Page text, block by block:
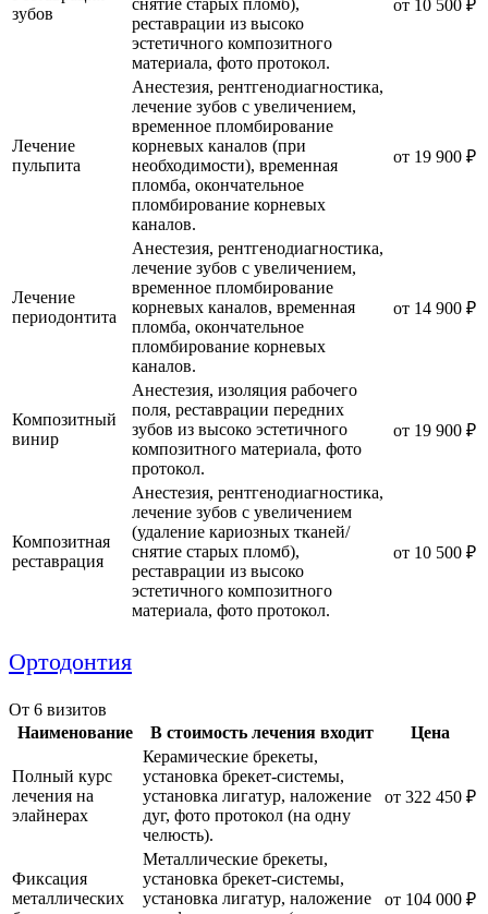
зубов
снятие старых пломб),
реставрации из высоко
эстетичного композитного
материала, фото протокол.
от 10 500 ₽
Лечение
пульпита
Анестезия, рентгенодиагностика,
лечение зубов с увеличением,
временное пломбирование
корневых каналов (при
необходимости), временная
пломба, окончательное
пломбирование корневых
каналов.
от 19 900 ₽
Лечение
периодонтита
Анестезия, рентгенодиагностика,
лечение зубов с увеличением,
временное пломбирование
корневых каналов, временная
пломба, окончательное
пломбирование корневых
каналов.
от 14 900 ₽
Композитный
винир
Анестезия, изоляция рабочего
поля, реставрации передних
зубов из высоко эстетичного
композитного материала, фото
протокол.
от 19 900 ₽
Композитная
реставрация
Анестезия, рентгенодиагностика,
лечение зубов с увеличением
(удаление кариозных тканей/
снятие старых пломб),
реставрации из высоко
эстетичного композитного
материала, фото протокол.
от 10 500 ₽
Ортодонтия
От 6 визитов
Наименование
В стоимость лечения входит Цена
Полный курс
лечения на
элайнерах
Керамические брекеты,
установка брекет-системы,
установка лигатур, наложение
дуг, фото протокол (на одну
челюсть).
от 322 450 ₽
Фиксация
металлических
Металлические брекеты,
установка брекет-системы,
установка лигатур, наложение
от 104 000 ₽